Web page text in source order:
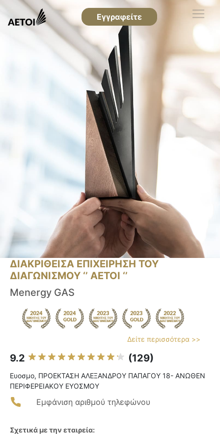
Εγγραφείτε
ΔΙΑΚΡΙΘΕΙΣΑ ΕΠΙΧΕΙΡΗΣΗ ΤΟΥ
ΔΙΑΓΩΝΙΣΜΟΥ ‘’ ΑΕΤΟΙ ‘’
Menergy GAS
Δείτε περισσότερα >>
9.2 (129)
Ευοσμο, ΠΡΟΕΚΤΑΣΗ ΑΛΕΞΑΝΔΡΟΥ ΠΑΠΑΓΟΥ 18- ΑΝΩΘΕΝ
ΠΕΡΙΦΕΡΕΙΑΚΟΥ ΕΥΟΣΜΟΥ
Εμφάνιση αριθμού τηλεφώνου
Σχετικά με την εταιρεία: